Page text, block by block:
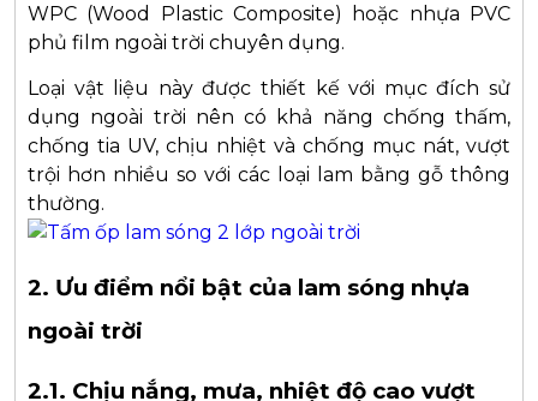
WPC (Wood Plastic Composite) hoặc nhựa PVC
phủ film ngoài trời chuyên dụng.
Loại vật liệu này được thiết kế với mục đích sử
dụng ngoài trời nên có khả năng chống thấm,
chống tia UV, chịu nhiệt và chống mục nát, vượt
trội hơn nhiều so với các loại lam bằng gỗ thông
thường.
2. Ưu điểm nổi bật của lam sóng nhựa
ngoài trời
2.1. Chịu nắng, mưa, nhiệt độ cao vượt